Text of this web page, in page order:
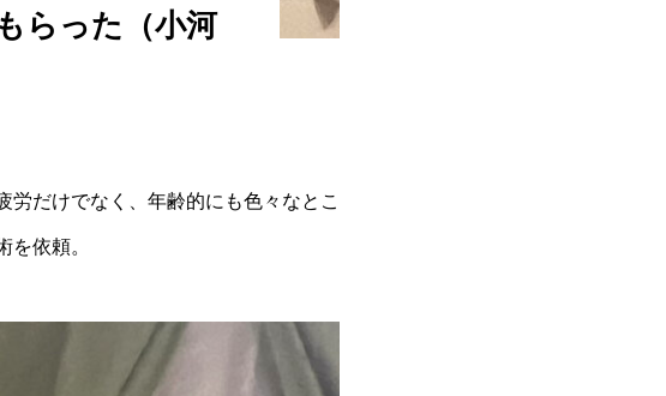
らった（小河
だけでなく、年齢的にも色々なとこ
依頼。